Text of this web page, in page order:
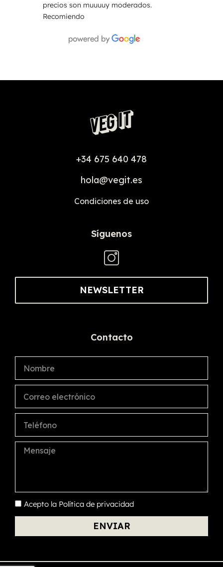
precios son muuuuy moderados.
Recomiendo
+34 675 640 478
hola@vegit.es
Condiciones de uso
Síguenos
NEWSLETTER
Contacto
Acepto la Política de privacidad
ENVIAR